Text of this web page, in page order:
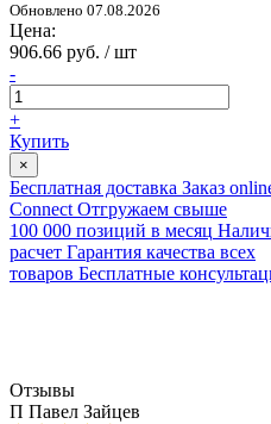
Обновлено 07.08.2026
Цена:
906.66 руб. / шт
-
+
Купить
×
Бесплатная доставка Заказ
Connect Отгружаем свыше
100 000 позиций в месяц
расчет Гарантия качества всех
товаров Бесплатные
Отзывы
П Павел Зайцев